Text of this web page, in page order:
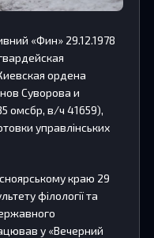
«Фин» 29.12.1978
ордена
Суворова и
омсбр, в/ч 41659),
управлінських
краю 29
філології та
у «Вечерний